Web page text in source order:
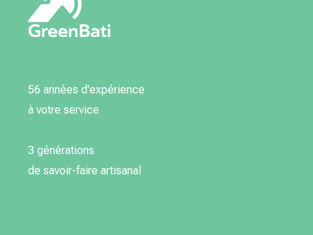
56 années d'expérience
à votre service
3 générations
de savoir-faire artisanal